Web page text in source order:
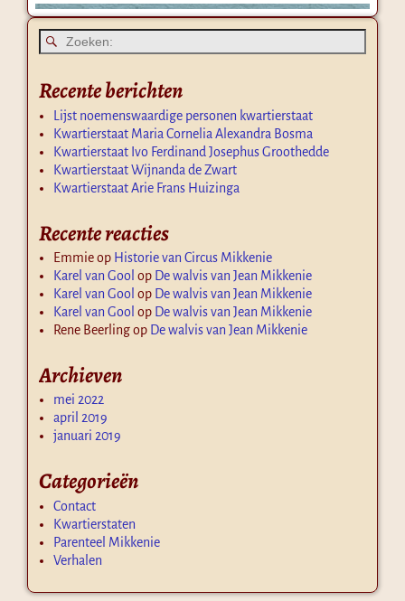
Recente berichten
Lijst noemenswaardige personen kwartierstaat
Kwartierstaat Maria Cornelia Alexandra Bosma
Kwartierstaat Ivo Ferdinand Josephus Groothedde
Kwartierstaat Wijnanda de Zwart
Kwartierstaat Arie Frans Huizinga
Recente reacties
Emmieop Historie van Circus Mikkenie
Karel van Gool op De walvis van Jean Mikkenie
Karel van Gool op De walvis van Jean Mikkenie
Karel van Gool op De walvis van Jean Mikkenie
Rene Beerlingop De walvis van Jean Mikkenie
Archieven
mei 2022
april 2019
januari 2019
Categorieën
Contact
Kwartierstaten
Parenteel Mikkenie
Verhalen